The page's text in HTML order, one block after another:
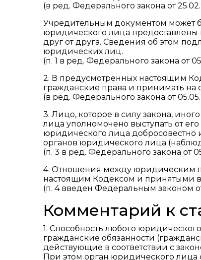
(в ред. Федерального закона от
Учредительным документом может
юридического лица
друг от друга. Сведения об этом
юридических лиц.
(п. 1 в ред. Федерального закона от
2. В предусмотренных настоящим
гражданские права и принимать на
(в ред. Федерального закона от
3. Лицо, которое в силу закона,
лица уполномочено выступать от
юридического лица добросовестно
органов юридического лица
(п. 3 в ред. Федерального закона от
4. Отношения между юридическим
настоящим Кодексом и принятыми
(п. 4 введен Федеральным законом
Комментарий к
1. Способность любого
гражданские обязанности
действующие в соответствии с
При этом орган юридического лица